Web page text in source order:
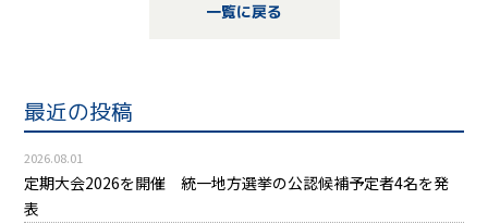
一覧に戻る
最近の投稿
2026.08.01
定期大会2026を開催 統一地方選挙の公認候補予定者4名を発
表